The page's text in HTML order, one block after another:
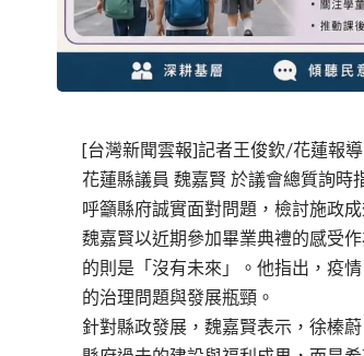
[台灣新聞雲報]記者王俊欽/花蓮報導
花蓮縣議員 魏嘉賢 於議會總質詢時
呼籲縣府誠實面對問題，檢討施政
魏嘉賢以近期參加畢業典禮的感受
的則是「沒有未來」。他指出，疫
的治理問題與發展瓶頸。
針對縣政發展，魏嘉賢表示，徐榛